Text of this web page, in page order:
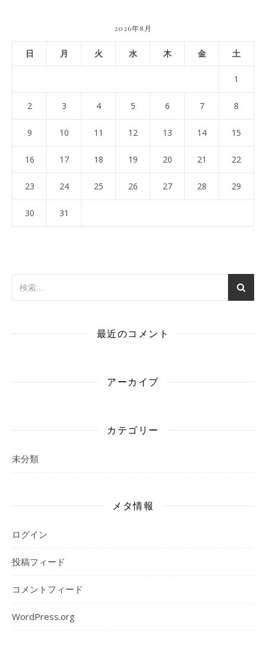
2026年8月
日 月 火 水 木 金 土
1
2 3 4 5 6 7 8
9 10 11 12 13 14 15
16 17 18 19 20 21 22
23 24 25 26 27 28 29
30 31
最近のコメント
アーカイブ
カテゴリー
未分類
メタ情報
ログイン
投稿フィード
コメントフィード
WordPress.org